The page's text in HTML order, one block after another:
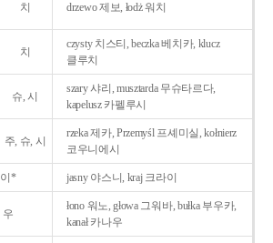
치 drzewo 제보, łodż 워치
치
czysty 치스티, beczka 베치카, klucz
클루치
슈, 시
szary 샤리, musztarda 무슈타르다,
kapelusz 카펠루시
주, 슈, 시
rzeka 제카, Przemyśl 프셰미실, kołnierz
코우니에시
이* jasny 야스니, kraj 크라이
우
łono 워노, głowa 그워바, bułka 부우카,
kanał 카나우